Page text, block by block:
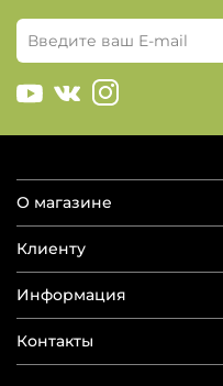
О магазине
Клиенту
Информация
Контакты